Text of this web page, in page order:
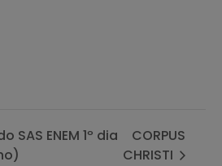
SAS ENEM 1º dia
CORPUS
CHRISTI